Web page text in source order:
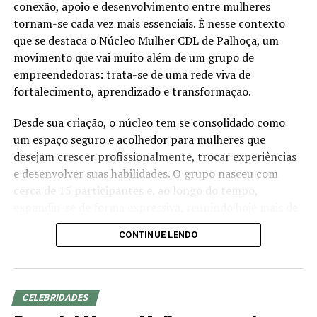
trabalho.
E desde então ela vem criando conteúdo, hoje com uma
vida muito mais confortável e muito grata por tudo o
que conquistou até aqui!
Seus valores e propósitos?
Meus valores são pautados em:
-Determinação
-Autenticidade
-Criatividade
-Fé
Meus propósitos:
autêntica por onde passo. Assim como alegrar o dia das
pessoas e criar conexões genuínas com meu público e
conexão, apoio e desenvolvimento entre mulheres
tornam-se cada vez mais essenciais. É nesse contexto
que se destaca o Núcleo Mulher CDL de Palhoça, um
movimento que vai muito além de um grupo de
empreendedoras: trata-se de uma rede viva de
fortalecimento, aprendizado e transformação.
Desde sua criação, o núcleo tem se consolidado como
um espaço seguro e acolhedor para mulheres que
desejam crescer profissionalmente, trocar experiências
e desenvolver suas habilidades. O grupo nasceu com
cerca de 15 participantes e, ao longo do tempo,
180 mulheres com histórias, perfis e trajetórias
diferentes, mas que compartilham um mesmo
Mais do que promover oportunidades de negócios, o
CONTINUE LENDO
CELEBRIDADES